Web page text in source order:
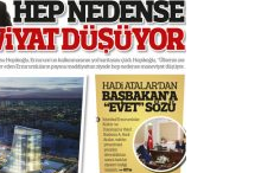
BİR ÖMÜR
“NEDEN
bir Alperen…
yürüdü.!